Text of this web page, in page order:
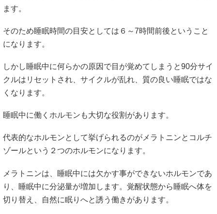
ます。
そのため睡眠時間の目安としては６～7時間前後ということ
になります。
しかし睡眠中に何らかの原因で目が覚めてしまうと90分サイ
クルはリセットされ、サイクルが乱れ、質の良い睡眠ではな
くなります。
睡眠中に働くホルモンも大切な役割があります。
代表的なホルモンとして挙げられるのがメラトニンとコルチ
ゾールという２つのホルモンになります。
メラトニンは、睡眠中には欠かす事ができないホルモンであ
り、睡眠中に分泌量が増加します。覚醒状態から睡眠へ体を
切り替え、自然に眠りへと誘う働きがあります。